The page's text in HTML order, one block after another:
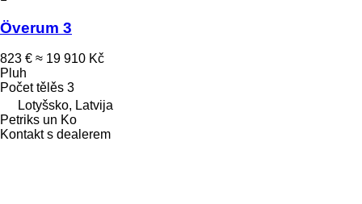
Överum 3
823 € ≈ 19 910 Kč
Pluh
Počet tělěs 3
Lotyšsko, Latvija
Petriks un Ko
Kontakt s dealerem